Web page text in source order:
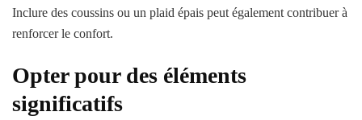
Inclure des coussins ou un plaid épais peut également contribuer à
renforcer le confort.
Opter pour des éléments
significatifs